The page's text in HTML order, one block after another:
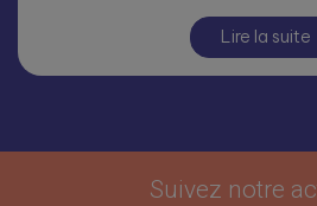
Lire la suite
Suivez notre